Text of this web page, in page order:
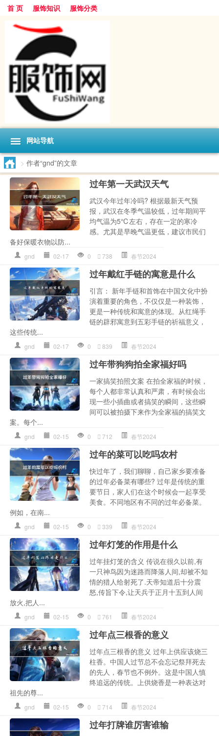
首 页 服饰知识 服饰分类
网站导航
> 作者“gnd”的文章
过年第一天武汉天气
武汉今年过年冷吗? 根据最新天气预
报，武汉在冬季气温较低，过年期间平
均气温为5℃左右，存在一定的寒冷
感。尤其是早晚气温更低，建议市民们
备好保暖衣物以防...
gnd 02-17 0 738 春节2024
过年戴红手链的寓意是什么
引言： 新年手链和首饰在中国文化中扮
演着重要的角色，不仅仅是一种装饰，
更是一种传统和寓意的体现。从红绳手
链的辟邪寓意到五彩手链的祈福意义，
这些传统...
gnd 02-17 0 839 春节2024
过年带狗狗拍全家福好吗
一家搞笑拍照文案 在拍全家福的时候，
每个人都非常认真和严肃，有时候会出
现一些小插曲或者搞笑的瞬间，这些瞬
间可以被拍摄下来作为全家福的搞笑文
案。每个...
gnd 02-15 0 712 春节2024
过年的菜可以吃吗农村
快过年了，我们聊聊，自己家乡要准备
的过年必备菜有哪些? 过年是传统的重
要节日，家人们在这个时候会一起享受
美食。不同地区有不同的过年必备菜。
例如，在南...
gnd 02-15 0 339 春节2024
过年灯笼的作用是什么
过年挂灯笼的含义 传说在很久以前,有
一只神鸟因为迷路而降落人间,却被不知
情的猎人给射死了.天帝知道后十分震
怒,传旨下令,让天兵于正月十五到人间
放火,把人...
gnd 02-15 0 761 春节2024
过年点三根香的意义
过年点三根香的意义 过年上供应该烧三
柱香。中国人过节总不会忘记祭拜死去
的先人，春节也不例外。这是中国人慎
终追远的传统。上供烧香是一种表达对
祖先的尊...
gnd 02-15 0 714 春节2024
过年打牌谁厉害谁输